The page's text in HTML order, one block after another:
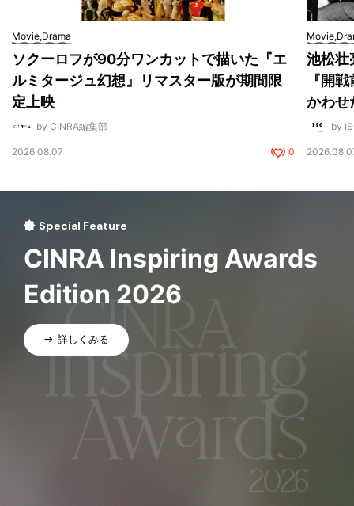
Movie,Drama
ソクーロフが90分ワンカットで描いた『エ
ルミタージュ幻想』リマスター版が期間限
定上映
by CINRA編集部
2026.08.07 0
池松壮
『開
かわせ
by
Special Feature
CINRA Inspiring Awards
Edition 2026
詳しくみる